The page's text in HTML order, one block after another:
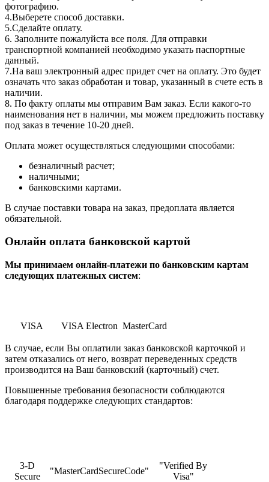
фотографию.
4.Выберете способ доставки.
5.Сделайте оплату.
6. Заполните пожалуйста все поля. Для отправки
транспортной компанией необходимо указать паспортные
данный.
7.На ваш электронный адрес придет счет на оплату. Это будет
означать что заказ обработан и товар, указанный в счете есть в
наличии.
8. По факту оплаты мы отправим Вам заказ. Если какого-то
наименования нет в наличии, мы можем предложить поставку
под заказ в течение 10-20 дней.
Оплата может осуществляться следующими способами:
безналичный расчет;
наличными;
банковскими картами.
В случае поставки товара на заказ, предоплата является
обязательной.
Онлайн оплата банковской картой
Мы принимаем онлайн-платежи по банковским картам
cледующих платежных систем:
VISA VISA Electron MasterCard
В случае, если Вы оплатили заказ банковской карточкой и
затем отказались от него, возврат переведенных средств
производится на Ваш банковский (карточный) счет.
Повышенные требования безопасности соблюдаются
благодаря поддержке следующих стандартов:
3-D
Secure
"MasterCardSecureCode"
"Verified By
Visa"